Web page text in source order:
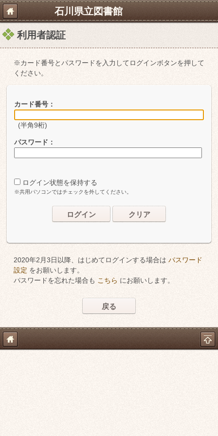
石川県立図書館
利用者認証
※カード番号とパスワードを入力してログインボタンを押して
ください。
カード番号：
(半角9桁)
パスワード：
ログイン状態を保持する
※共用パソコンではチェックを外してください。
ログイン クリア
2020年2月3日以降、はじめてログインする場合は パスワード
設定 をお願いします。
パスワードを忘れた場合も こちら にお願いします。
戻る